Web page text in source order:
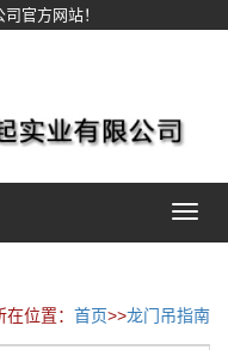
官方网站！
Toggle
位置： 首页>>龙门吊指南